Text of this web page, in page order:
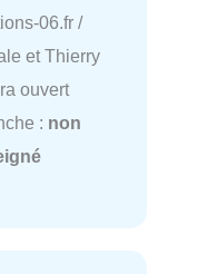
06.fr /
et Thierry
ouvert
: non